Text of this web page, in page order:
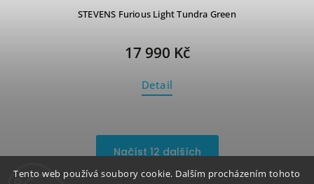
Tento web používá soubory cookie. Dalším procházením tohoto
STEVENS Furious Light Tundra Green
17 990 Kč
Detail
Načíst 12 dalších
1 19